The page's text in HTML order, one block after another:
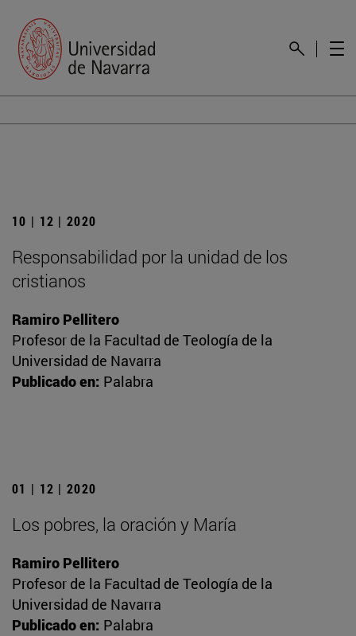
10 | 12 | 2020
Responsabilidad por la unidad de los
cristianos
Ramiro Pellitero
Profesor de la Facultad de Teología de la
Universidad de Navarra
Publicado en: Palabra
01 | 12 | 2020
Los pobres, la oración y María
Ramiro Pellitero
Profesor de la Facultad de Teología de la
Universidad de Navarra
Publicado en: Palabra